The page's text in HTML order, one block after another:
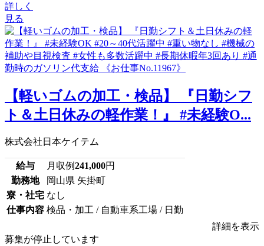
詳しく
見る
【軽いゴムの加工・検品】 『日勤シフ
ト＆土日休みの軽作業！』 #未経験O...
株式会社日本ケイテム
給与 月収例241,000円
勤務地
岡山県 矢掛町
寮・社宅 なし
仕事内容 検品・加工 / 自動車系工場 / 日勤
詳細を表示
募集が停止しています